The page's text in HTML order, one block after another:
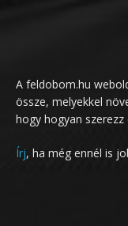
A feldobom.hu
össze, melyekkel
hogy hogyan
Írj, ha még ennél is